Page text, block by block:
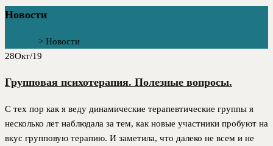
Новости
> Новости
28Окт/19
Групповая психотерапия. Полезные вопросы.
С тех пор как я веду динамические терапевтические группы я
несколько лет наблюдала за тем, как новые участники пробуют на
вкус групповую терапию. И заметила, что далеко не всем и не